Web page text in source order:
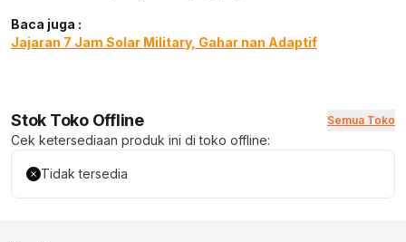
Baca juga :
Jajaran 7 Jam Solar Military, Gahar nan Adaptif
Stok Toko Offline Semua Toko
Cek ketersediaan produk ini di toko offline:
Tidak tersedia